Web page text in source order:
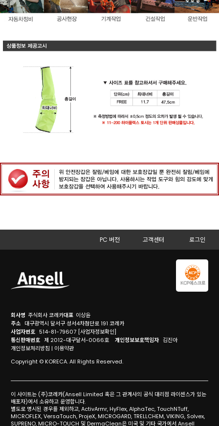
PC 버전 고객센터 로그인
회사명 주식회사 코레카대표 이상윤
주소 대구광역시 달서구 성서4차첨단로 191 코레카
사업자번호 514-81-79607 [사업자정보확인]
통신판매번호 제 2012-대구달서-0066호개인정보보호책임자 김진아
개인정보처리방침 | 이용약관
Copyright © KORECA. All Rights Reserved.
이 사이트는 (주)코레카(Ansell Limited 혹은 그 관계사의 공식 대리점 라이센스가 있는
배포자)에서 소유하고 운영합니다.
별도로 명시된 경우를 제외하고, ActivArmr, HyFlex, AlphaTec, TouchNTuff,
MICROFLEX, VersaTouch, ProjeX, MICROGARD, TRELLCHEM, VIKING, Solvex,
SUPRENO, MICRO-TOUCH 및 DermaClean은 미국 및 기타 국가에서 Ansell